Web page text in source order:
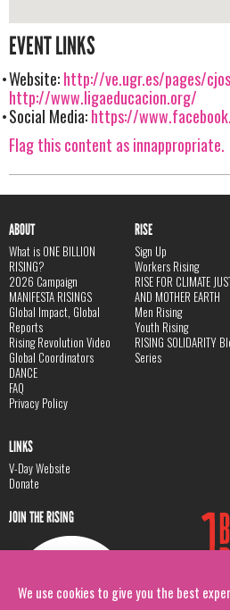
We use cookies to give you the best
EVENT LINKS
Website:http://ve.ugr.es/pages/cjos
http://www.ligaeducacion.org/
Social Media:https://
Flag this content as innappropriate.
ABOUT
What is ONE BILLION
RISING?
2026 Campaign
MANIFESTA RISINGS
Global Impact, Global
Reports
Rising Revolution Video
Global Coordinators
DANCE
FAQ
Privacy Policy
RISE
Sign Up
Workers Rising
RISE FOR CLIMATE
AND MOTHER EARTH
Men Rising
Youth Rising
RISING SOLIDARITY
Series
LINKS
V-Day Website
Donate
JOIN THE RISING